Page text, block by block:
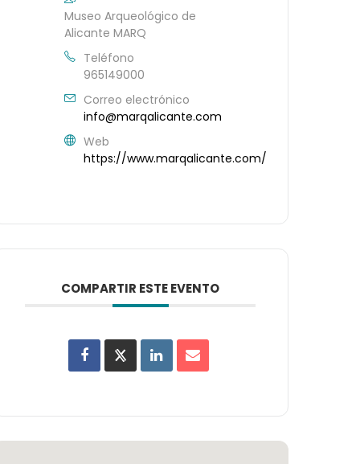
Museo Arqueológico de
Alicante MARQ
Teléfono
965149000
Correo electrónico
info@marqalicante.com
Web
https://www.marqalicante.com/
COMPARTIR ESTE EVENTO